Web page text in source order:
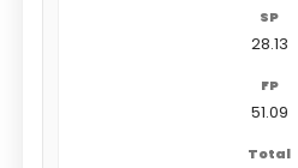
28.13
51.09